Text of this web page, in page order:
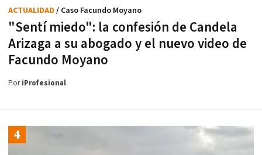
"Sentí miedo": la confesión de Candela
Arizaga a su abogado y el nuevo video de
Facundo Moyano
ACTUALIDAD / Caso Facundo Moyano
PoriProfesional